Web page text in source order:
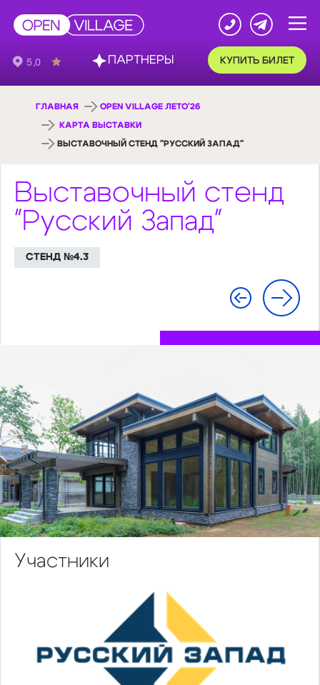
КУПИТЬ БИЛЕТ
ГЛАВНАЯ OPEN VILLAGE ЛЕТО'26
КАРТА ВЫСТАВКИ
ВЫСТАВОЧНЫЙ СТЕНД "РУССКИЙ ЗАПАД"
Выставочный стенд
"Русский Запад"
СТЕНД №4.3
Участники